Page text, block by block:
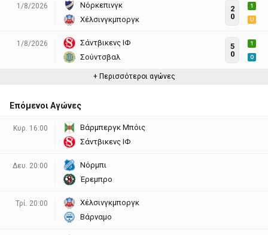
1/8/2026
Νόρκεπινγκ
Χέλσινγκμποργκ
2
0
1
U
1/8/2026
Σάντβικενς ΙΦ
Σούντσβαλ
5
0
1
O
+ Περισσότεροι αγώνες
Επόμενοι Αγώνες
Κυρ. 16:00
Βάρμπεργκ Μπόις
Σάντβικενς ΙΦ
Δευ. 20:00
Νόρμπι
Έρεμπρο
Τρί. 20:00
Χέλσινγκμποργκ
Βάρναμο